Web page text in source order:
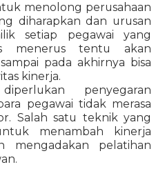
menolong perusahaan
diharapkan dan urusan
setiap pegawai yang
menerus tentu akan
pada akhirnya bisa
kinerja.
penyegaran
pegawai tidak merasa
Salah satu teknik yang
menambah kinerja
mengadakan pelatihan